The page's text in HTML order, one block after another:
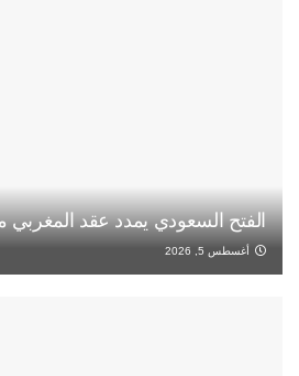
الفتح السعودي يمدد عقد
أغسطس 5, 2026